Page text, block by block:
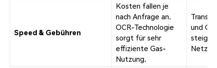
Speed & Gebühren
Kosten fallen je
nach Anfrage an.
OCR-Technologie
sorgt für sehr
effiziente Gas-
Nutzung.
und